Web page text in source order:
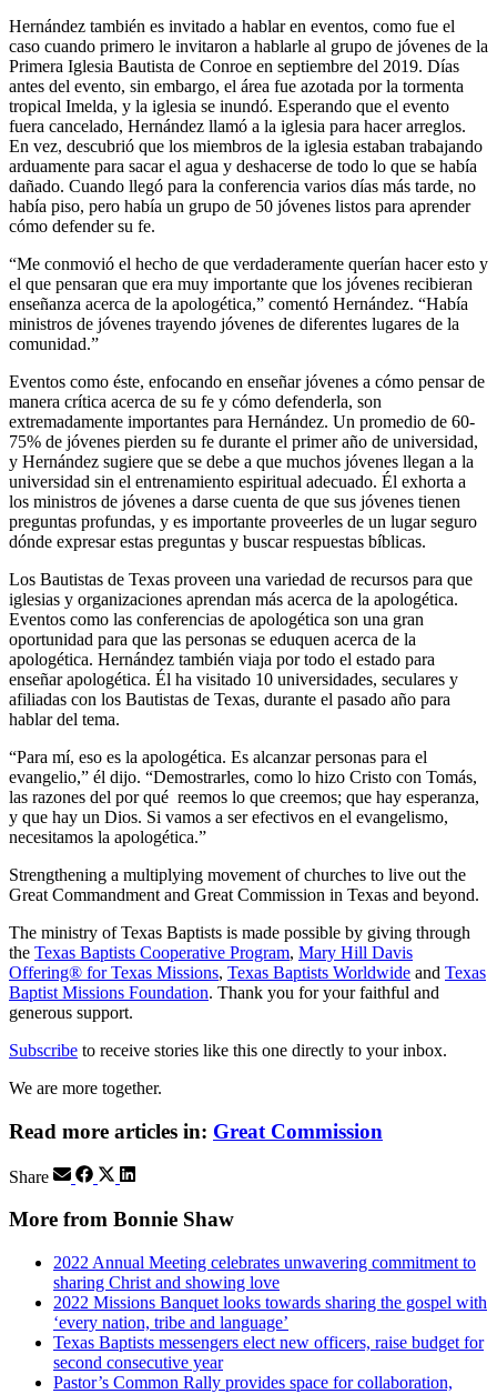
Hernández también es invitado a hablar en eventos, como fue el
caso cuando primero le invitaron a hablarle al grupo de jóvenes de la
Primera Iglesia Bautista de Conroe en septiembre del 2019. Días
antes del evento, sin embargo, el área fue azotada por la tormenta
tropical Imelda, y la iglesia se inundó. Esperando que el evento
fuera cancelado, Hernández llamó a la iglesia para hacer arreglos.
En vez, descubrió que los miembros de la iglesia estaban trabajando
arduamente para sacar el agua y deshacerse de todo lo que se había
dañado. Cuando llegó para la conferencia varios días más tarde, no
había piso, pero había un grupo de 50 jóvenes listos para aprender
cómo defender su fe.
“Me conmovió el hecho de que verdaderamente querían hacer esto y
el que pensaran que era muy importante que los jóvenes recibieran
enseñanza acerca de la apologética,” comentó Hernández. “Había
ministros de jóvenes trayendo jóvenes de diferentes lugares de la
comunidad.”
Eventos como éste, enfocando en enseñar jóvenes a cómo pensar de
manera crítica acerca de su fe y cómo defenderla, son
extremadamente importantes para Hernández. Un promedio de 60-
75% de jóvenes pierden su fe durante el primer año de universidad,
y Hernández sugiere que se debe a que muchos jóvenes llegan a la
universidad sin el entrenamiento espiritual adecuado. Él exhorta a
los ministros de jóvenes a darse cuenta de que sus jóvenes tienen
preguntas profundas, y es importante proveerles de un lugar seguro
dónde expresar estas preguntas y buscar respuestas bíblicas.
Los Bautistas de Texas proveen una variedad de recursos para que
iglesias y organizaciones aprendan más acerca de la apologética.
Eventos como las conferencias de apologética son una gran
oportunidad para que las personas se eduquen acerca de la
apologética. Hernández también viaja por todo el estado para
enseñar apologética. Él ha visitado 10 universidades, seculares y
afiliadas con los Bautistas de Texas, durante el pasado año para
hablar del tema.
“Para mí, eso es la apologética. Es alcanzar personas para el
evangelio,” él dijo. “Demostrarles, como lo hizo Cristo con Tomás,
las razones del por qué reemos lo que creemos; que hay esperanza,
y que hay un Dios. Si vamos a ser efectivos en el evangelismo,
necesitamos la apologética.”
Strengthening a multiplying movement of churches to live out the
Great Commandment and Great Commission in Texas and beyond.
The ministry of Texas Baptists is made possible by giving through
the Texas Baptists Cooperative Program, Mary Hill Davis
Offering® for Texas Missions, Texas Baptists Worldwide and Texas
Baptist Missions Foundation. Thank you for your faithful and
generous support.
Subscribe to receive stories like this one directly to your inbox.
We are more together.
Read more articles in: Great Commission
Share
More from Bonnie Shaw
2022 Annual Meeting celebrates unwavering commitment to
sharing Christ and showing love
2022 Missions Banquet looks towards sharing the gospel with
‘every nation, tribe and language’
Texas Baptists messengers elect new officers, raise budget for
second consecutive year
Pastor’s Common Rally provides space for collaboration,